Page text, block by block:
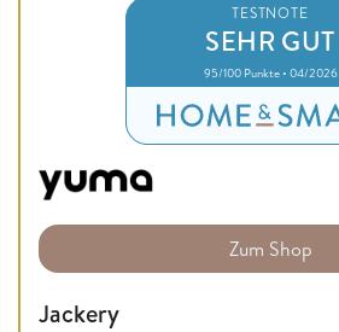
TESTNOTE
SEHR GUT
95/100 Punkte • 04/2026
Zum Shop
Jackery